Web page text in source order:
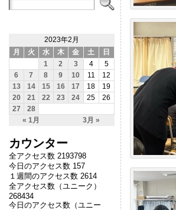
2023年2月
月
火 水 木 金 土 日
« 1月 3月 »
1 2 3 4
5
6
7 8 9 10 11
12
13
14 15 16 17 18
19
20
21 22 23 24 25
26
27
28
カウンター
全アクセス数 2193798
今日のアクセス数 157
１週間のアクセス数 2614
全アクセス数（ユニーク）
268434
今日のアクセス数（ユニー